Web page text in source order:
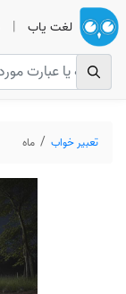
لغت یاب |
تعبیر خواب ماه